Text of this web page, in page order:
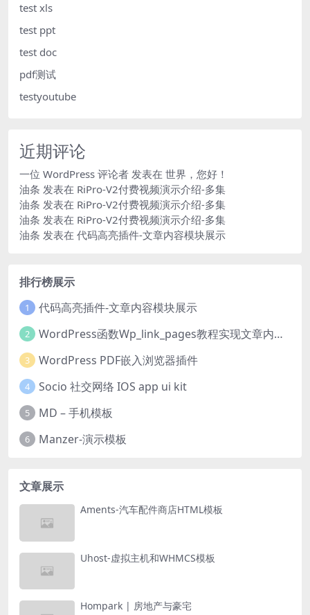
test xls
test ppt
test doc
pdf测试
testyoutube
近期评论
一位 WordPress 评论者 发表在 世界，您好！
油条 发表在 RiPro-V2付费视频演示介绍-多集
油条 发表在 RiPro-V2付费视频演示介绍-多集
油条 发表在 RiPro-V2付费视频演示介绍-多集
油条 发表在 代码高亮插件-文章内容模块展示
排行榜展示
1 代码高亮插件-文章内容模块展示
2 WordPress函数Wp_link_pages教程实现文章内容分页
3 WordPress PDF嵌入浏览器插件
4 Socio 社交网络 IOS app ui kit
5 MD – 手机模板
6 Manzer-演示模板
文章展示
Aments-汽车配件商店HTML模板
Uhost-虚拟主机和WHMCS模板
Hompark | 房地产与豪宅